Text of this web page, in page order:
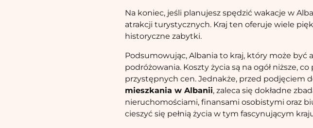
Na koniec, jeśli planujesz spędzić wakacje w
atrakcji turystycznych. Kraj ten oferuje wiele
historyczne zabytki.
Podsumowując, Albania to kraj, który może być
podróżowania. Koszty życia są na ogół niższe,
przystępnych cen. Jednakże, przed podjęciem
mieszkania w Albanii, zaleca się dokładne
nieruchomościami, finansami osobistymi oraz
cieszyć się pełnią życia w tym fascynującym